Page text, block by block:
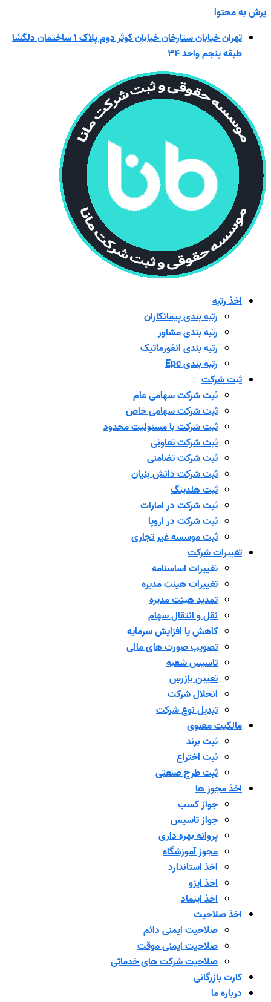
پرش به محتوا
تهران خیابان ستارخان خیابان کوثر دوم پلاک ۱ ساختمان دلگشا
طبقه پنجم واحد ۳۴
اخذ رتبه
رتبه بندی پیمانکاران
رتبه بندی مشاور
رتبه بندی انفورماتیک
رتبه بندی Epc
ثبت شرکت
ثبت شرکت سهامی عام
ثبت شرکت سهامی خاص
ثبت شرکت با مسئولیت محدود
ثبت شرکت تعاونی
ثبت شرکت تضامنی
ثبت شرکت دانش بنیان
ثبت هلدینگ
ثبت شرکت در امارات
ثبت شرکت در اروپا
ثبت موسسه غیر تجاری
تغییرات شرکت
تغییرات اساسنامه
تغییرات هیئت مدیره
تمدید هیئت مدیره
نقل و انتقال سهام
کاهش یا افزایش سرمایه
تصویب صورت های مالی
تاسیس شعبه
تعیین بازرس
انحلال شرکت
تبدیل نوع شرکت
مالکیت معنوی
ثبت برند
ثبت اختراع
ثبت طرح صنعتی
اخذ مجوز ها
جواز کسب
جواز تاسیس
پروانه بهره داری
مجوز آموزشگاه
اخذ استاندارد
اخذ ایزو
اخذ اینماد
اخذ صلاحیت
صلاحیت ایمنی دائم
صلاحیت ایمنی موقت
صلاحیت شرکت های خدماتی
کارت بازرگانی
درباره ما